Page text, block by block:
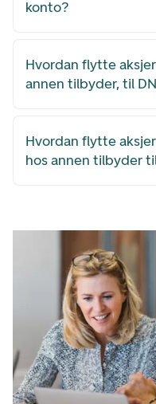
konto?
Hvordan flytte
annen tilbyder, til
Hvordan flytte
hos annen tilbyder